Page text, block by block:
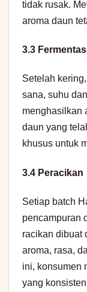
tidak rusak.
aroma daun
3.3
Setelah
sana, suhu
menghasilkan
daun yang
khusus untuk
3.4 Peracikan
Setiap batch
pencampuran
racikan dibuat
aroma, rasa,
ini, konsumen
yang